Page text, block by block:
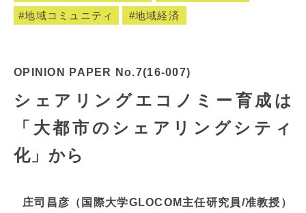
地域コミュニティ
地域経済
OPINION PAPER No.7(16-007)
シェアリングエコノミー育成は
「大都市のシェアリングシティ
化」から
庄司昌彦（国際大学GLOCOM主任研究員/准教授）